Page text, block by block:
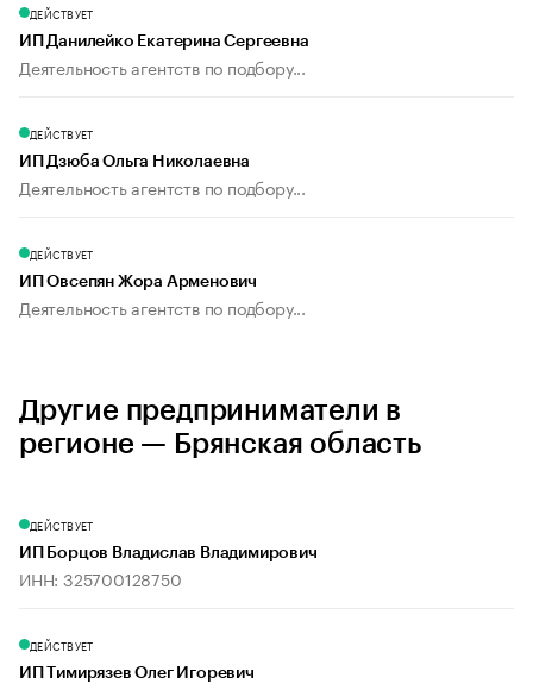
ДЕЙСТВУЕТ
ИП Данилейко Екатерина Сергеевна
Деятельность агентств по подбору...
ДЕЙСТВУЕТ
ИП Дзюба Ольга Николаевна
Деятельность агентств по подбору...
ДЕЙСТВУЕТ
ИП Овсепян Жора Арменович
Деятельность агентств по подбору...
Другие предприниматели в
регионе — Брянская область
ДЕЙСТВУЕТ
ИП Борцов Владислав Владимирович
ИНН: 325700128750
ДЕЙСТВУЕТ
ИП Тимирязев Олег Игоревич